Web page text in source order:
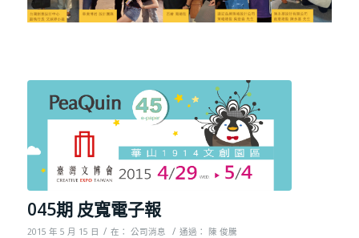
045期 皮寬電子報
2015 年 5 月 15 日 / 在： 公司消息 / 通過： 陳 俊騰